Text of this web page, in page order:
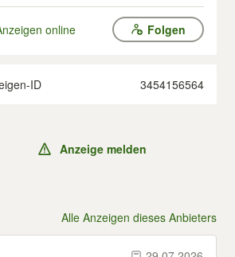
online Folgen
ID 3454156564
Anzeige melden
Alle Anzeigen dieses Anbieters